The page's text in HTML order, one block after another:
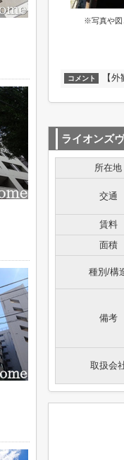
※写真や図
コメント 【外
ライオンズ
所在地
交通
賃料
面積
種別/構
備考
取扱会